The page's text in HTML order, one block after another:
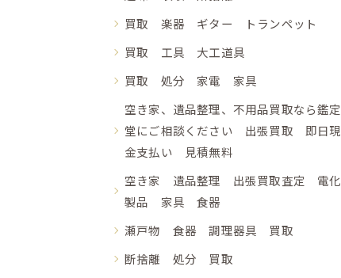
買取 楽器 ギター トランペット
買取 工具 大工道具
買取 処分 家電 家具
空き家、遺品整理、不用品買取なら鑑定
堂にご相談ください 出張買取 即日現
金支払い 見積無料
空き家 遺品整理 出張買取査定 電化
製品 家具 食器
瀬戸物 食器 調理器具 買取
断捨離 処分 買取